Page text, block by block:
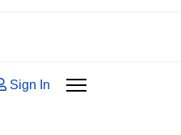
Sign In